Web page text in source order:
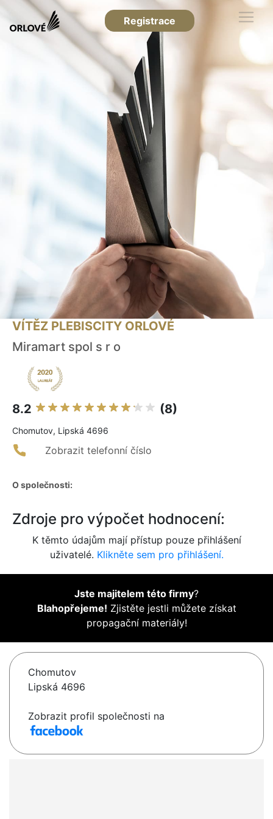
Registrace
VÍTĚZ PLEBISCITY ORLOVÉ
Miramart spol s r o
8.2 (8)
Chomutov, Lipská 4696
Zobrazit telefonní číslo
O společnosti:
Zdroje pro výpočet hodnocení:
K těmto údajům mají přístup pouze přihlášení
uživatelé. Klikněte sem pro přihlášení.
Jste majitelem této firmy?
Blahopřejeme! Zjistěte jestli můžete získat
propagační materiály!
Chomutov
Lipská 4696
Zobrazit profil společnosti na